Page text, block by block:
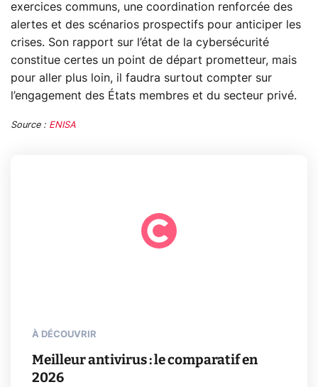
exercices communs, une coordination renforcée des
alertes et des scénarios prospectifs pour anticiper les
crises. Son rapport sur l’état de la cybersécurité
constitue certes un point de départ prometteur, mais
pour aller plus loin, il faudra surtout compter sur
l’engagement des États membres et du secteur privé.
Source : ENISA
À DÉCOUVRIR
Meilleur antivirus : le comparatif en
2026